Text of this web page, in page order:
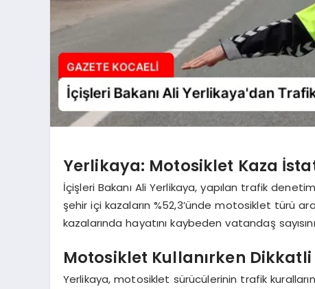
Yerlikaya: Motosiklet Kaza
İçişleri Bakanı Ali Yerlikaya, yapılan trafik
şehir içi kazaların %52,3’ünde motosiklet türü
kazalarında hayatını kaybeden vatandaş
Motosiklet Kullanırken Dikkatli
Yerlikaya, motosiklet sürücülerinin trafik